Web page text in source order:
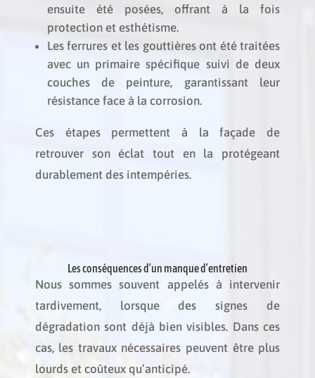
ensuite été posées, offrant à la fois
protection et esthétisme.
Les ferrures et les gouttières ont été traitées
avec un primaire spécifique suivi de deux
couches de peinture, garantissant leur
résistance face à la corrosion.
Ces étapes permettent à la façade de
retrouver son éclat tout en la protégeant
durablement des intempéries.
Les conséquences d’un manque d’entretien
Nous sommes souvent appelés à intervenir
tardivement, lorsque des signes de
dégradation sont déjà bien visibles. Dans ces
cas, les travaux nécessaires peuvent être plus
lourds et coûteux qu’anticipé.